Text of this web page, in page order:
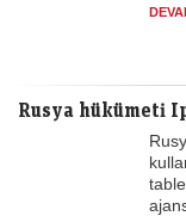
Rusya hükümeti